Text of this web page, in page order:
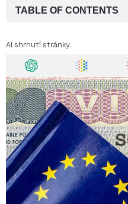
TABLE OF CONTENTS
Jaké dokumenty jsou
vízum?
Dodatečné požadavky na
zaměstnaneckém postavení
Dodatečné požadavky na
Jak podat žádost o krátkodobé
Kde podat žádost o krátkodobé
AI shrnutí stránky: